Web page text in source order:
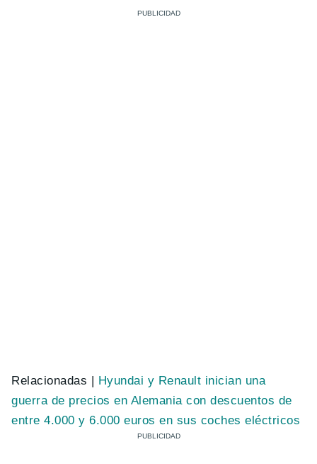
Relacionadas | Hyundai y Renault inician una
guerra de precios en Alemania con descuentos de
entre 4.000 y 6.000 euros en sus coches eléctricos